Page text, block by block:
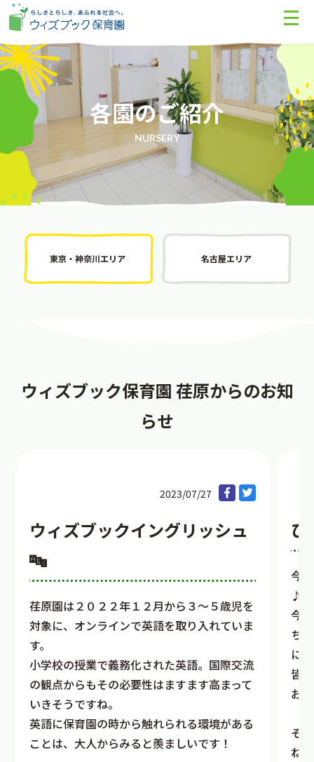
各園のご紹介
NURSERY
東京・神奈川エリア 名古屋エリア
ウィズブック保育園 荏原からのお知
らせ
2023/07/27
ウィズブックイングリッシュ
🔤
荏原園は２０２２年１２月から３～５歳児を
対象に、オンラインで英語を取り入れていま
す。
小学校の授業で義務化された英語。国際交流
の観点からもその必要性はますます高まって
いきそうですね。
英語に保育園の時から触れられる環境がある
ことは、大人からみると羨ましいです！
今
♪
今
ち
に
皆
お
そ
ね♪